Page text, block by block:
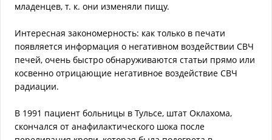
младенцев, т. к. они изменяли пищу.
Интересная закономерность: как только в печати
появляется информация о негативном воздействии СВЧ
печей, очень быстро обнаруживаются статьи прямо или
косвенно отрицающие негативное воздействие СВЧ
радиации.
В 1991 пациент больницы в Тульсе, штат Оклахома,
скончался от анафилактического шока после